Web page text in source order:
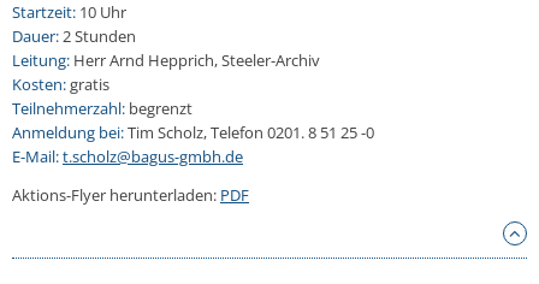
Startzeit: 10 Uhr
Dauer:2 Stunden
Leitung: Herr Arnd Hepprich, Steeler-Archiv
Kosten:gratis
Teilnehmerzahl: begrenzt
Anmeldung bei:Tim Scholz, Telefon 0201. 8 51 25 -0
E-Mail:t.scholz@bagus-gmbh.de
Aktions-Flyer herunterladen: PDF